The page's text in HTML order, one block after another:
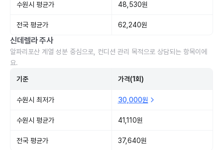
수원시 평균가 48,530원
전국 평균가 62,240원
신데렐라 주사
알파리포산 계열 성분 중심으로, 컨디션 관리 목적으로 상담되는 항목이에
요.
기준 가격(1회)
수원시 최저가 30,000원
수원시 평균가 41,110원
전국 평균가 37,640원